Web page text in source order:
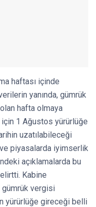
haftası içinde
yanında, gümrük
hafta olmaya
1 Ağustos yürürlüğe
uzatılabileceği
piyasalarda iyimserlik
açıklamalarda bu
Kabine
gümrük vergisi
yürürlüğe gireceği belli